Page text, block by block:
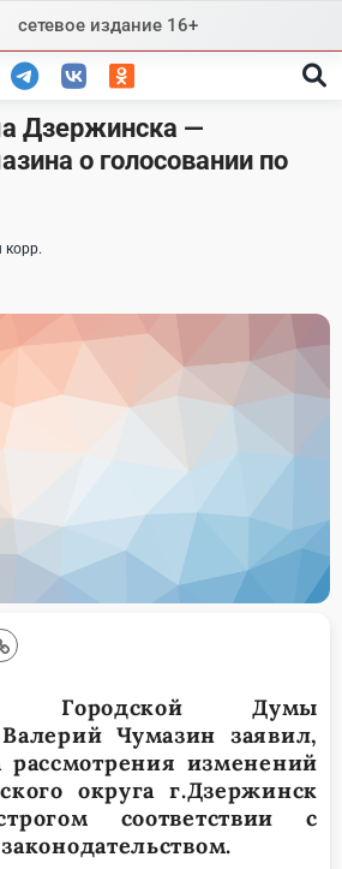
сетевое издание 16+
Дзержинска —
о голосовании по
корр.
Городской Думы
Чумазин заявил,
рассмотрения изменений
округа г.Дзержинск
соответствии с